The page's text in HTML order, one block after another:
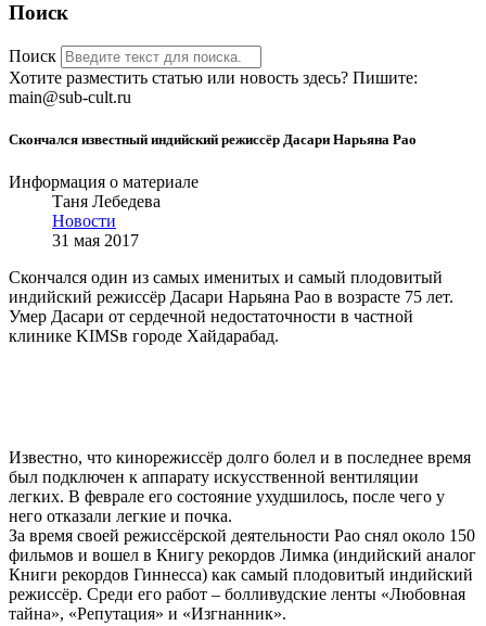
Поиск
Поиск
Хотите разместить статью или новость здесь? Пишите:
main@sub-cult.ru
Скончался известный индийский режиссёр Дасари Нарьяна Рао
Информация о материале
Таня Лебедева
Новости
31 мая 2017
Скончался один из самых именитых и самый плодовитый
индийский режиссёр Дасари Нарьяна Рао в возрасте 75 лет.
Умер Дасари от сердечной недостаточности в частной
клинике KIMSв городе Хайдарабад.
Известно, что кинорежиссёр долго болел и в последнее время
был подключен к аппарату искусственной вентиляции
легких. В феврале его состояние ухудшилось, после чего у
него отказали легкие и почка.
За время своей режиссёрской деятельности Рао снял около 150
фильмов и вошел в Книгу рекордов Лимка (индийcкий аналог
Книги рекордов Гиннесса) как самый плодовитый индийский
режиссёр. Среди его работ – болливудские ленты «Любовная
тайна», «Репутация» и «Изгнанник».